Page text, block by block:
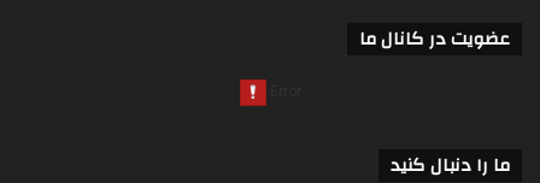
عضویت در کانال ما
ما را دنبال کنید